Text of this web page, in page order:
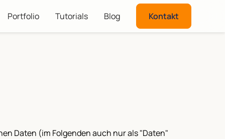
Portfolio Tutorials Blog Kontakt
Daten (im Folgenden auch nur als "Daten"